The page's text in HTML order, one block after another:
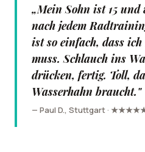
„Mein Sohn ist 15
nach jedem
ist so einfach, dass
muss. Schlauch ins
drücken, fertig. Toll,
Wasserhahn braucht."
— Paul D., Stuttgart ·